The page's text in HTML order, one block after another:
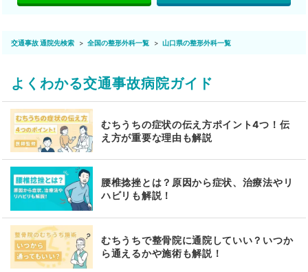
交通事故 通院先検索 全国の整形外科一覧 山口県の整形外科一覧
よくわかる交通事故病院ガイド
むちうちの症状の伝え方ポイント4つ！伝
え方が重要な理由も解説
腰椎捻挫とは？原因から症状、治療法やリ
ハビリも解説！
むちうちで整骨院に通院していい？いつか
ら通えるかや施術も解説！